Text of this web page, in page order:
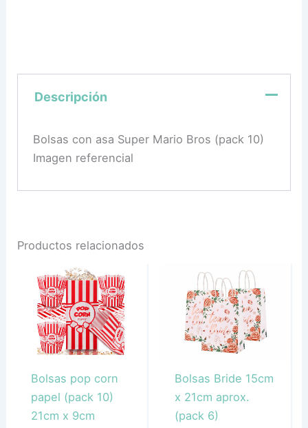
Descripción
Bolsas con asa Super Mario Bros (pack 10)
Imagen referencial
Productos relacionados
Bolsas pop corn
papel (pack 10)
21cm x 9cm
Bolsas Bride 15cm
x 21cm aprox.
(pack 6)